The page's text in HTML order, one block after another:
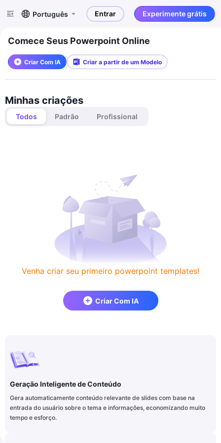
Português Entrar Experimente grátis
Comece Seus Powerpoint Online
Criar Com IA Criar a partir de um Modelo
Minhas criações
Todos Padrão Profissional
Venha criar seu primeiro powerpoint templates!
Criar Com IA
Geração Inteligente de Conteúdo
Gera automaticamente conteúdo relevante de slides com base na
entrada do usuário sobre o tema e informações, economizando muito
tempo e esforço.